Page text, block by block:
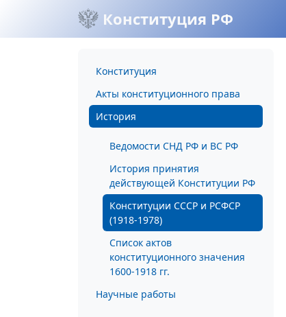
Конституция РФ
Конституция
Акты конституционного права
История
Ведомости СНД РФ и ВС РФ
История принятия
действующей Конституции РФ
Конституции СССР и РСФСР
(1918-1978)
Список актов
конституционного значения
1600-1918 гг.
Научные работы